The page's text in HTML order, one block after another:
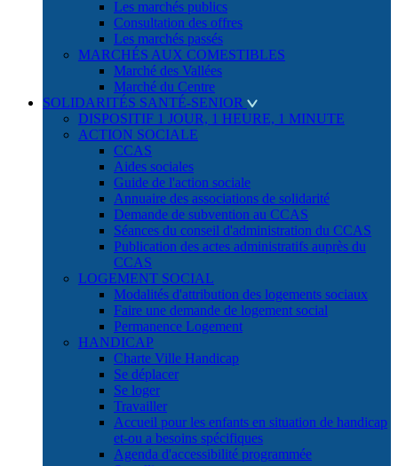
Les marchés publics
Consultation des offres
Les marchés passés
MARCHÉS AUX COMESTIBLES
Marché des Vallées
Marché du Centre
SOLIDARITÉS SANTÉ-SENIOR
DISPOSITIF 1 JOUR, 1 HEURE, 1 MINUTE
ACTION SOCIALE
CCAS
Aides sociales
Guide de l'action sociale
Annuaire des associations de solidarité
Demande de subvention au CCAS
Séances du conseil d'administration du CCAS
Publication des actes administratifs auprès du
CCAS
LOGEMENT SOCIAL
Modalités d'attribution des logements sociaux
Faire une demande de logement social
Permanence Logement
HANDICAP
Charte Ville Handicap
Se déplacer
Se loger
Travailler
Accueil pour les enfants en situation de handicap
et-ou a besoins spécifiques
Agenda d'accessibilité programmée